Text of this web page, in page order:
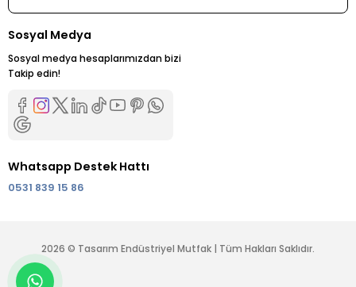
Sosyal Medya
Sosyal medya hesaplarımızdan bizi
Takip edin!
Whatsapp Destek Hattı
0531 839 15 86
2026 © Tasarım Endüstriyel Mutfak | Tüm Hakları Saklıdır.